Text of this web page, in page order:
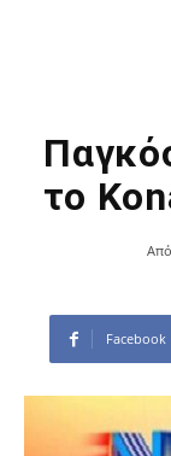
το
Από
Facebook